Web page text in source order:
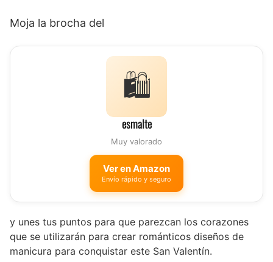
Moja la brocha del
🛍️
esmalte
Muy valorado
Ver en Amazon
Envío rápido y seguro
y unes tus puntos para que parezcan los corazones
que se utilizarán para crear románticos diseños de
manicura para conquistar este San Valentín.